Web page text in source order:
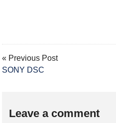
« Previous Post
SONY DSC
Leave a comment